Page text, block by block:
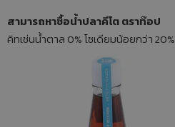
สามารถหาซื้อน้ำปลาคีโต ตราท๊อป
คิทเช่นน้ำตาล 0% โซเดียมน้อยกว่า 20%